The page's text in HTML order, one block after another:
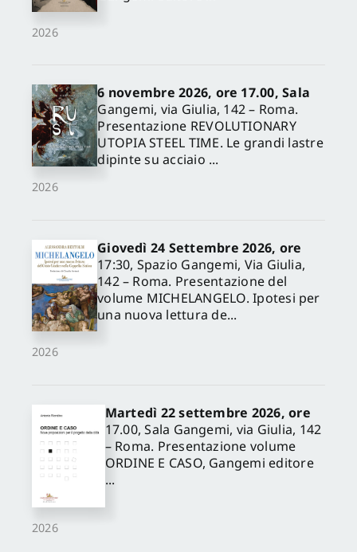
2026
2026
6 novembre 2026, ore 17.00, Sala
Gangemi, via Giulia, 142 – Roma.
Presentazione REVOLUTIONARY
UTOPIA STEEL TIME. Le grandi lastre
dipinte su acciaio ...
2026
Giovedì 24 Settembre 2026, ore
17:30, Spazio Gangemi, Via Giulia,
142 – Roma. Presentazione del
volume MICHELANGELO. Ipotesi per
una nuova lettura de...
2026
Martedì 22 settembre 2026, ore
17.00, Sala Gangemi, via Giulia, 142
– Roma. Presentazione volume
ORDINE E CASO, Gangemi editore
...